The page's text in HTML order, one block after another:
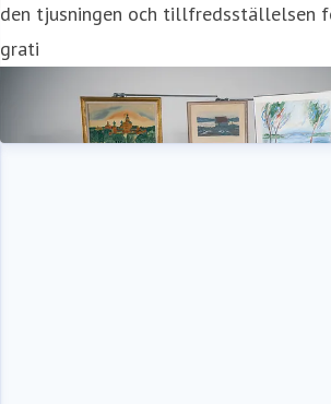
den tjusningen och tillfredsställelsen
grati